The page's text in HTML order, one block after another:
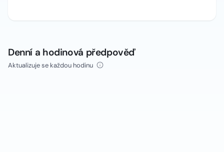
Denní a hodinová předpověď
Aktualizuje se každou hodinu